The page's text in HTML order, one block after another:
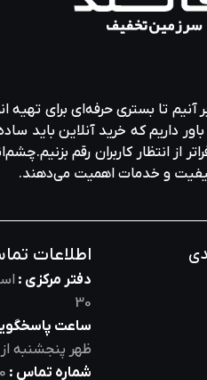
تا بستری حرفه‌ای برای تهیه‌
داریم که خرید آنلاین باید
انتظار کاربران رقم
کیفیت و خدمات اهمیت می‌دهند.
اطلاعات
دفتر مرکزی :
30
ساعت
ظهر پنجشنبه
شماره تماس :